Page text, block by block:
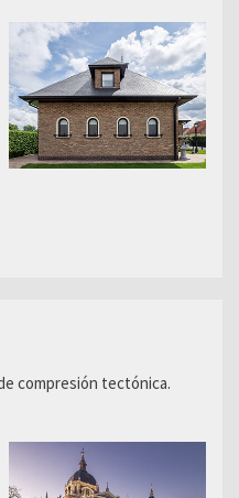
compresión tectónica.